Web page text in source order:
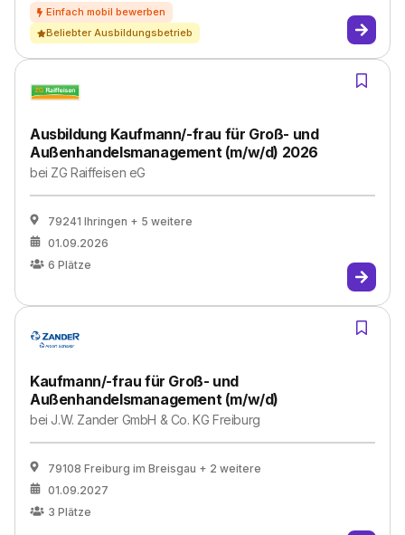
Beliebter Ausbildungsbetrieb
Ausbildung Kaufmann/-frau für Groß- und
Außenhandelsmanagement (m/w/d) 2026
bei ZG Raiffeisen eG
79241 Ihringen + 5 weitere
01.09.2026
6 Plätze
Kaufmann/-frau für Groß- und
Außenhandelsmanagement (m/w/d)
bei J.W. Zander GmbH & Co. KG Freiburg
79108 Freiburg im Breisgau + 2 weitere
01.09.2027
3 Plätze